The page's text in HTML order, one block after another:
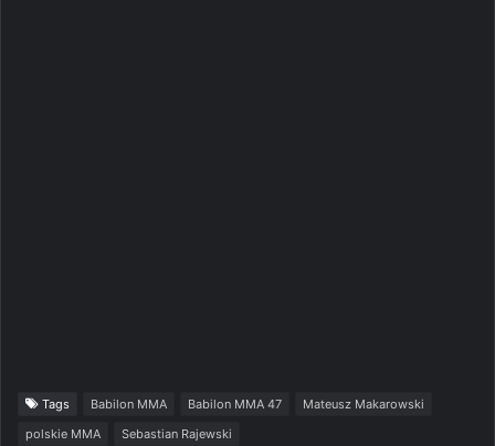
Tags Babilon MMA Babilon MMA 47
Mateusz Makarowski
polskie MMA
Sebastian Rajewski